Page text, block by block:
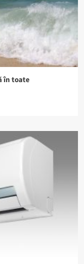
în toate